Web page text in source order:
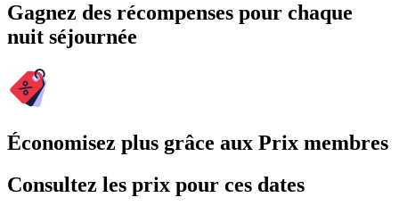
Gagnez des récompenses pour chaque
nuit séjournée
Économisez plus grâce aux Prix membres
Consultez les prix pour ces dates